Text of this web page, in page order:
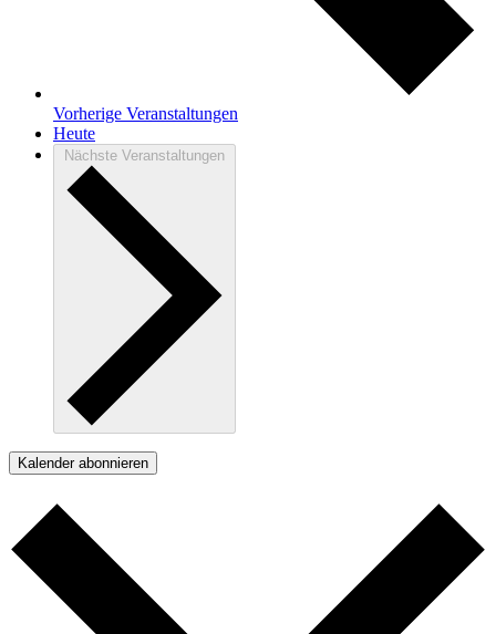
Vorherige Veranstaltungen
Heute
Nächste Veranstaltungen
Kalender abonnieren